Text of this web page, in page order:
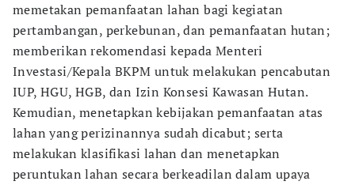
memetakan pemanfaatan lahan bagi kegiatan
pertambangan, perkebunan, dan pemanfaatan hutan;
memberikan rekomendasi kepada Menteri
Investasi/Kepala BKPM untuk melakukan pencabutan
IUP, HGU, HGB, dan Izin Konsesi Kawasan Hutan.
Kemudian, menetapkan kebijakan pemanfaatan atas
lahan yang perizinannya sudah dicabut; serta
melakukan klasifikasi lahan dan menetapkan
peruntukan lahan secara berkeadilan dalam upaya